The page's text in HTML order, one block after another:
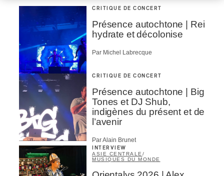
CRITIQUE DE CONCERT
Présence autochtone | Rei
hydrate et décolonise
Par Michel Labrecque
CRITIQUE DE CONCERT
Présence autochtone | Big
Tones et DJ Shub,
indigènes du présent et de
l’avenir
Par Alain Brunet
INTERVIEW
ASIE CENTRALE/
MUSIQUES DU MONDE